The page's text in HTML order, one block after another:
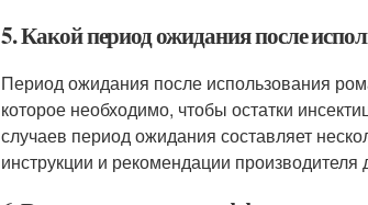
5. Какой период ожидания после
Период ожидания после использования
которое необходимо, чтобы остатки
случаев период ожидания составляет
инструкции и рекомендации производителя